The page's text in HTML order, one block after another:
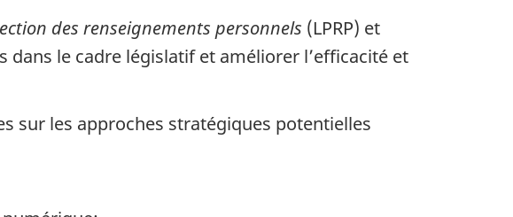
des renseignements personnels (LPRP) et
le cadre législatif et améliorer l’efficacité et
sur les approches stratégiques potentielles